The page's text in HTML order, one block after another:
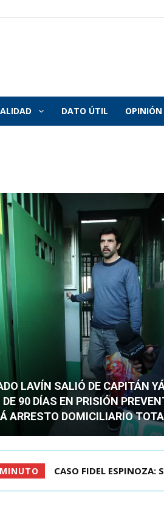
DATO ÚTIL OPINIÓN
LAVÍN SALIÓ DE CAPITÁN
DE 90 DÍAS EN PRISIÓN
ARRESTO DOMICILIARIO
TC ADMITE A TRÁMITE Y